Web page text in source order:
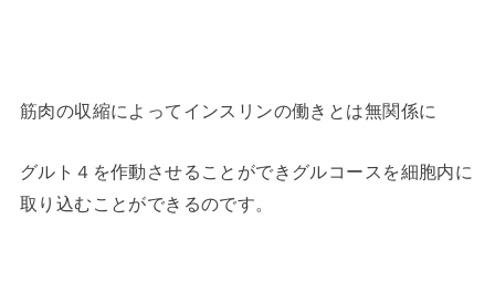
筋肉の収縮によってインスリンの働きとは無関係に
グルト４を作動させることができグルコースを細胞内に
取り込むことができるのです。